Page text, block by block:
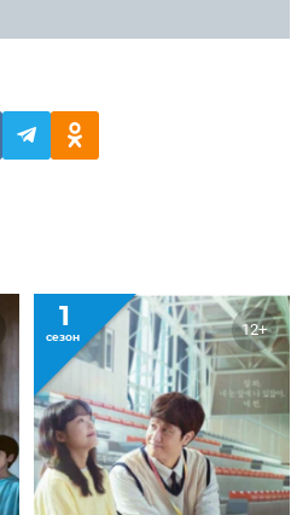
1
сезон 12+